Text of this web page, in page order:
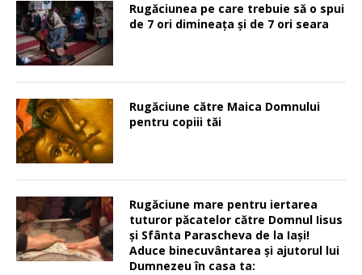
Rugăciunea pe care trebuie să o spui
de 7 ori dimineața și de 7 ori seara
Rugăciune către Maica Domnului
pentru copiii tăi
Rugăciune mare pentru iertarea
tuturor păcatelor către Domnul Iisus
şi Sfânta Parascheva de la Iaşi!
Aduce binecuvântarea şi ajutorul lui
Dumnezeu în casa ta: